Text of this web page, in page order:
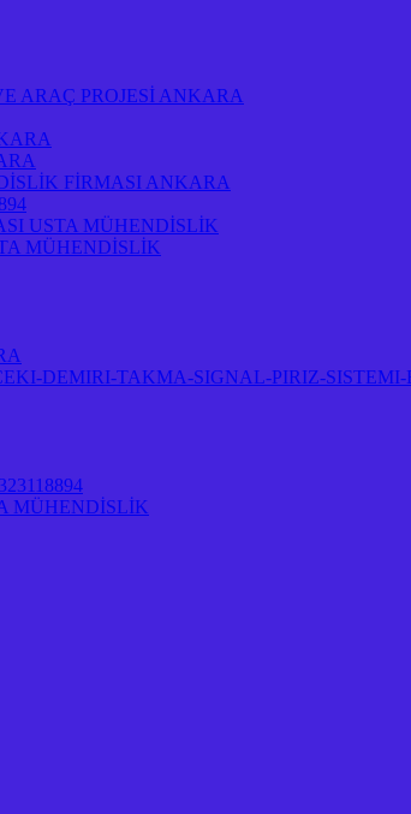
ARAÇ PROJESİ ANKARA
FİRMASI ANKARA
USTA MÜHENDİSLİK
MÜHENDİSLİK
DEMIRI-TAKMA-SIGNAL-PIRIZ-
MÜHENDİSLİK